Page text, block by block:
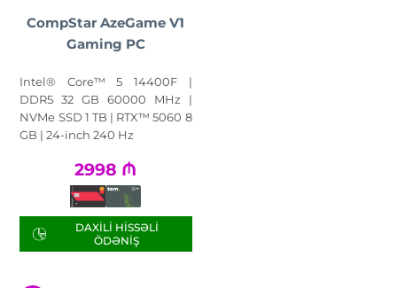
CompStar AzeGame V1
Gaming PC
Intel® Core™ 5 14400F |
DDR5 32 GB 60000 MHz |
NVMe SSD 1 TB | RTX™ 5060 8
GB | 24-inch 240 Hz
2998 ₼
DAXILI HISSƏLI
ÖDƏNIŞ